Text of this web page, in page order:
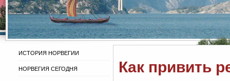
ИСТОРИЯ НОРВЕГИИ
НОРВЕГИЯ СЕГОДНЯ Как привить